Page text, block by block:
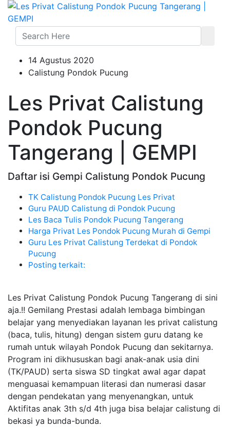
14 Agustus 2020
Calistung Pondok Pucung
Les Privat Calistung
Pondok Pucung
Tangerang | GEMPI
Daftar isi Gempi Calistung Pondok Pucung
TK Calistung Pondok Pucung Les Privat
Guru PAUD Calistung di Pondok Pucung
Les Baca Tulis Pondok Pucung Tangerang
Harga Privat Les Pondok Pucung Murah di Gempi
Guru Les Privat Calistung Terdekat di Pondok
Pucung
Posting terkait:
Les Privat Calistung Pondok Pucung Tangerang di sini
aja.!! Gemilang Prestasi adalah lembaga bimbingan
belajar yang menyediakan layanan les privat calistung
(baca, tulis, hitung) dengan sistem guru datang ke
rumah untuk wilayah Pondok Pucung dan sekitarnya.
Program ini dikhususkan bagi anak-anak usia dini
(TK/PAUD) serta siswa SD tingkat awal agar dapat
menguasai kemampuan literasi dan numerasi dasar
dengan pendekatan yang menyenangkan, untuk
Aktifitas anak 3th s/d 4th juga bisa belajar calistung di
bekasi ya bunda-bunda.